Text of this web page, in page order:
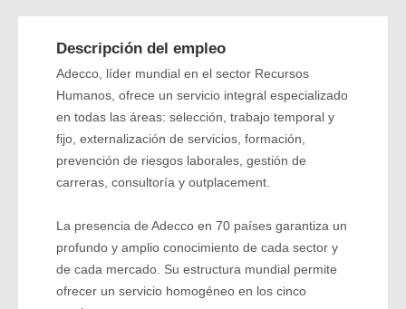
Descripción del empleo
Adecco, líder mundial en el sector Recursos
Humanos, ofrece un servicio integral especializado
en todas las áreas: selección, trabajo temporal y
fijo, externalización de servicios, formación,
prevención de riesgos laborales, gestión de
carreras, consultoría y outplacement.
La presencia de Adecco en 70 países garantiza un
profundo y amplio conocimiento de cada sector y
de cada mercado. Su estructura mundial permite
ofrecer un servicio homogéneo en los cinco